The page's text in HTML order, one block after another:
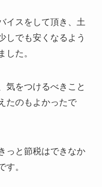
イスをして頂き、土
しでも安くなるよう
した。
気をつけるべきこと
たのもよかったで
っと節税はできなか
す。